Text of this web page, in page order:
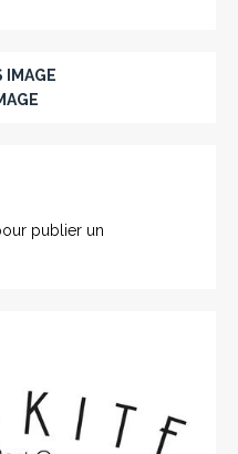
IMAGE
publier un